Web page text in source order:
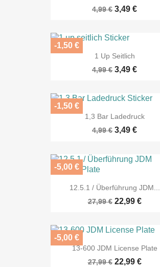
4,99 € 3,49 €
1 Up Seitlich
4,99 € 3,49 €
-1,50 €
1,3 Bar Ladedruck
4,99 € 3,49 €
-1,50 €
12.5.1 / Überführung JDM...
27,99 € 22,99 €
-5,00 €
13-600 JDM License Plate
27,99 € 22,99 €
-5,00 €